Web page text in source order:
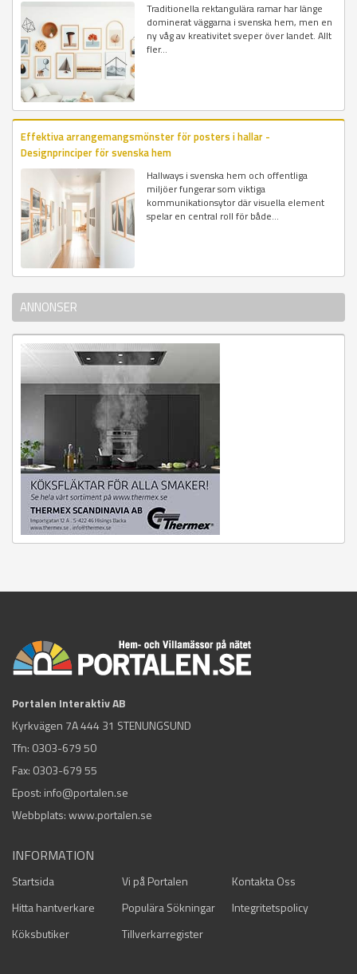
Traditionella rektangulära ramar har länge
dominerat väggarna i svenska hem, men en
ny våg av kreativitet sveper över landet. Allt
fler...
Effektiva arrangemangsmönster för posters i hallar -
Designprinciper för svenska hem
Hallways i svenska hem och offentliga
miljöer fungerar som viktiga
kommunikationsytor där visuella element
spelar en central roll för både...
ANNONSER
Portalen Interaktiv AB
Kyrkvägen 7A 444 31 STENUNGSUND
Tfn: 0303-679 50
Fax: 0303-679 55
Epost: info@portalen.se
Webbplats: www.portalen.se
INFORMATION
Startsida Vi på Portalen
Kontakta Oss
Hitta hantverkare
Populära Sökningar
Integritetspolicy
Köksbutiker
Tillverkarregister